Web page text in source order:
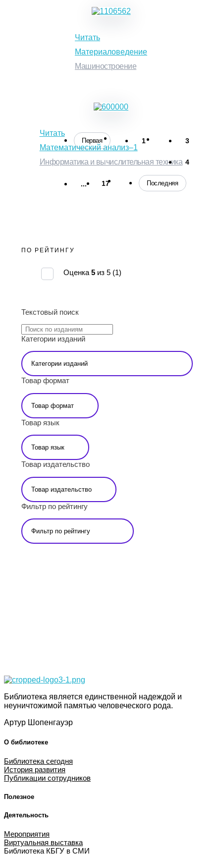
Материаловедение
Машиностроение
Читать
Математический анализ–1
Информатика и вычислительная техника
Читать
Первая 1 3
4
... 17 Последняя
ПО РЕЙТИНГУ
Оценка 5 из 5 (1)
Текстовый поиск
Категории изданий
Товар формат
Товар язык
Товар издательство
Фильтр по рейтингу
Библиотека КБГУ
Библиотека является единственной надеждой и
неуничтожимой памятью человеческого рода.
Артур Шопенгауэр
О библиотеке
Библиотека сегодня
История развития
Публикации сотрудников
Полезное
Деятельность
Мероприятия
Виртуальная выставка
Библиотека КБГУ в СМИ